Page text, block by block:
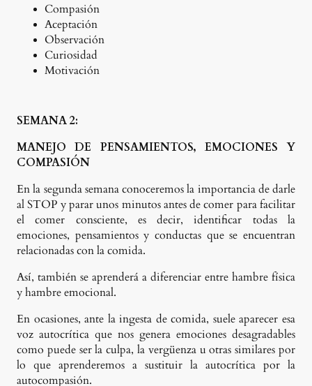
Compasión
Aceptación
Observación
Curiosidad
Motivación
SEMANA 2:
MANEJO DE PENSAMIENTOS, EMOCIONES Y
COMPASIÓN
En la segunda semana conoceremos la importancia de darle
al STOP y parar unos minutos antes de comer para facilitar
el comer consciente, es decir, identificar todas la
emociones, pensamientos y conductas que se encuentran
relacionadas con la comida.
Así, también se aprenderá a diferenciar entre hambre física
y hambre emocional.
En ocasiones, ante la ingesta de comida, suele aparecer esa
voz autocrítica que nos genera emociones desagradables
como puede ser la culpa, la vergüenza u otras similares por
lo que aprenderemos a sustituir la autocrítica por la
autocompasión.